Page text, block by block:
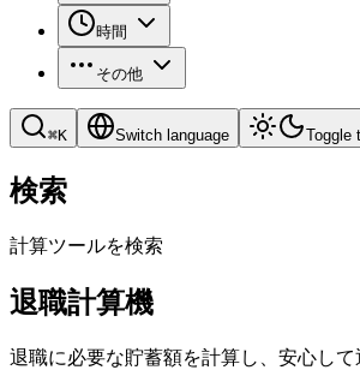
時間
その他
⌘K Switch language Toggle
検索
計算ツールを検索
退職計算機
退職に必要な貯蓄額を計算し、安心し